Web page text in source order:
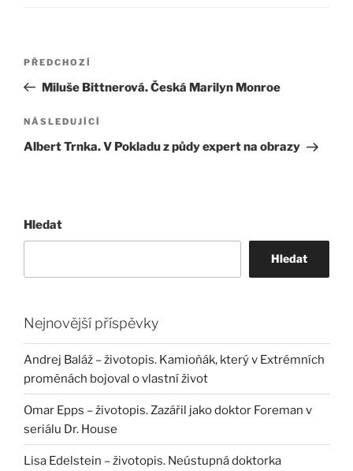
Navigace
příspěvek
Předchozí
příspěvek
PŘEDCHOZÍ
Miluše Bittnerová. Česká Marilyn Monroe
Následující
příspěvek
NÁSLEDUJÍCÍ
Albert Trnka. V Pokladu z půdy expert na obrazy
Hledat
Hledat
Nejnovější příspěvky
Andrej Baláž – životopis. Kamioňák, který v Extrémních
proměnách bojoval o vlastní život
Omar Epps – životopis. Zazářil jako doktor Foreman v
seriálu Dr. House
Lisa Edelstein – životopis. Neústupná doktorka